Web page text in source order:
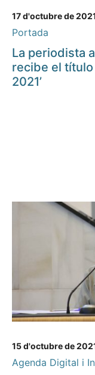
17 d'octubre de
Portada
La periodista
recibe el título
2021’
15 d'octubre de
Agenda Digital i